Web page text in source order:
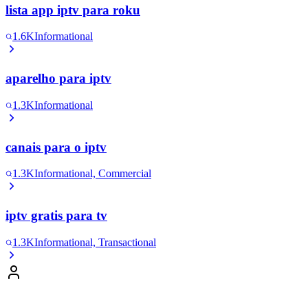
lista app iptv para roku
1.6KInformational
aparelho para iptv
1.3KInformational
canais para o iptv
1.3KInformational, Commercial
iptv gratis para tv
1.3KInformational, Transactional